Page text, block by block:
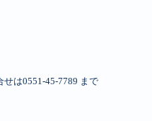
は0551-45-7789 まで